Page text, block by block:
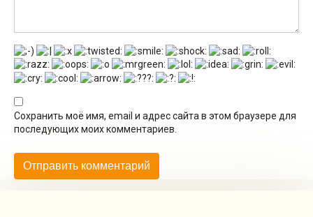
Сохранить моё имя, email и адрес сайта в этом браузере для
последующих моих комментариев.